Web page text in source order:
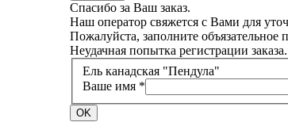
Спасибо за Ваш заказ.
Наш оператор свяжется с Вами для
Пожалуйста, заполните объязательное
Неудачная попытка регистрации
Ель канадская "Пендула"
Ваше имя *
OK